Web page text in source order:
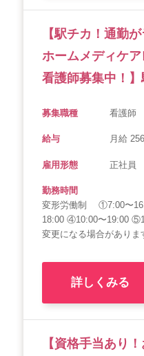
【駅チカ！通勤
ホームメディケ
看護師募集中！
募集職種 看護師
給与 月給
雇用形態 正社員
勤務時間
変形労働制 ①7:00〜
18:00 ④10:00〜19:00
変更になる場合がありま
詳しくみる
【資格手当あり